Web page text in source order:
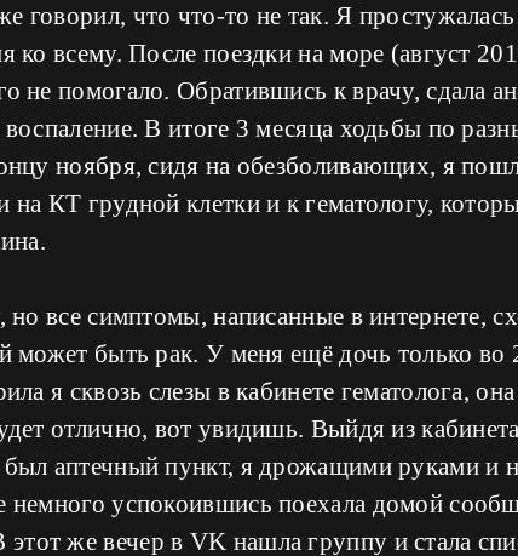
говорил, что что-то не так. Я
ко всему. После поездки на море (август
не помогало. Обратившись к врачу, сдала
воспаление. В итоге 3 месяца ходьбы по
ноября, сидя на обезболивающих, я
на КТ грудной клетки и к гематологу,
но все симптомы, написанные в интернете,
может быть рак. У меня ещё дочь только во
я сквозь слезы в кабинете гематолога,
отлично, вот увидишь. Выйдя из
аптечный пункт, я дрожащими руками и
немного успокоившись поехала домой
же вечер в VK нашла группу и стала